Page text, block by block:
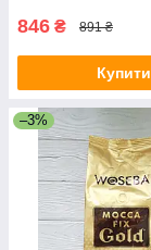
846 ₴ 891 ₴
Купити
–3%